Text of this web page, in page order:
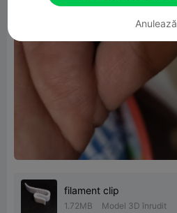
filament clip
1.72MB Model 3D înrudit
Anulează